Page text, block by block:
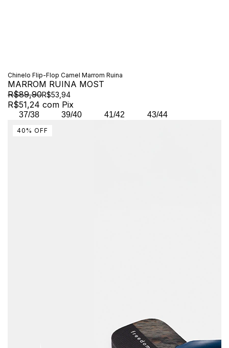
Chinelo Flip-Flop Camel Marrom Ruina
MARROM RUINA MOST
R$89,90R$53,94
R$51,24 com Pix
37/38 39/40 41/42 43/44
40 % OFF